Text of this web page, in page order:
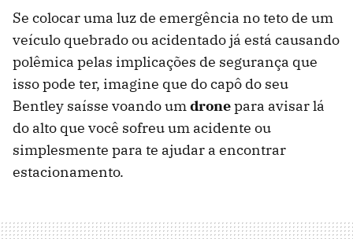
Se colocar uma luz de emergência no teto de um
veículo quebrado ou acidentado já está causando
polêmica pelas implicações de segurança que
isso pode ter, imagine que do capô do seu
Bentley saísse voando umdronepara avisar lá
do alto que você sofreu um acidente ou
simplesmente para te ajudar a encontrar
estacionamento.